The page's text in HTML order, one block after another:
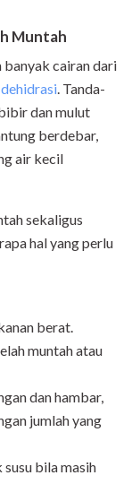
Muntah
banyak cairan dari
dehidrasi. Tanda-
dan mulut
berdebar,
air kecil
sekaligus
hal yang perlu
berat.
muntah atau
dan hambar,
jumlah yang
bila masih